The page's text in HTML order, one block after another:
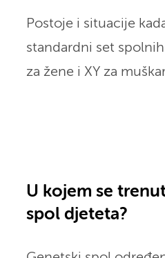
Postoje i situacije
standardni set
za žene i XY za
U kojem se
spol djeteta?